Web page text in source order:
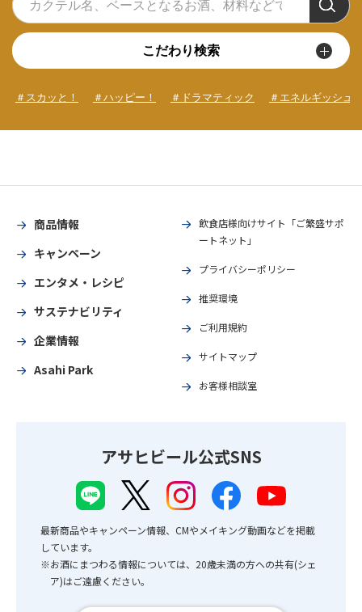
こだわり検索
＃スカッと！ ＃ハッピー！ ＃ドラマティック ＃エネルギッシュ
商品情報
キャンペーン
エンタメ・レシピ
サステナビリティ
企業情報
Asahi Park
飲食店様向けサイト「ご繁盛サポ
ートネット」
プライバシーポリシー
推奨環境
ご利用規約
サイトマップ
お客様相談室
アサヒビール公式SNS
最新商品やキャンペーン情報、CMやメイキング動画などを掲載
しています。
※お酒にまつわる情報については、20歳未満の方への共有(シェ
ア)はご遠慮ください。